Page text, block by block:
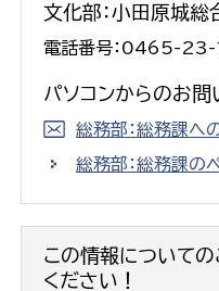
文化部：小田原城
電話番号：0465-
パソコンからのお問
総務部：総務課へ
総務部：総務課の
この情報について
ください！